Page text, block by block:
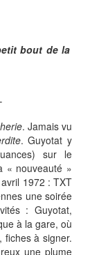
bout de la
. Jamais vu
. Guyotat y
sur le
« nouveauté »
1972 : TXT
une soirée
: Guyotat,
à la gare, où
fiches à signer.
une plume